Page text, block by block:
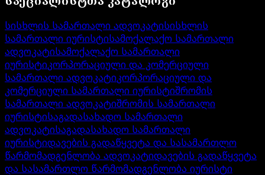
სისხლის სამართალი ადვოკატისისხლის
სამართალი იურისტისამოქალაქო სამართალი
ადვოკატისამოქალაქო სამართალი
იურისტიკორპორაციული და კომერციული
სამართალი ადვოკატიკორპორაციული და
კომერციული სამართალი იურისტიშრომის
სამართალი ადვოკატიშრომის სამართალი
იურისტისაგადასახადო სამართალი
ადვოკატისაგადასახადო სამართალი
იურისტიდავების გადაწყვეტა და სასამართლო
წარმომადგენლობა ადვოკატიდავების გადაწყვეტა
და სასამართლო წარმომადგენლობა იურისტი